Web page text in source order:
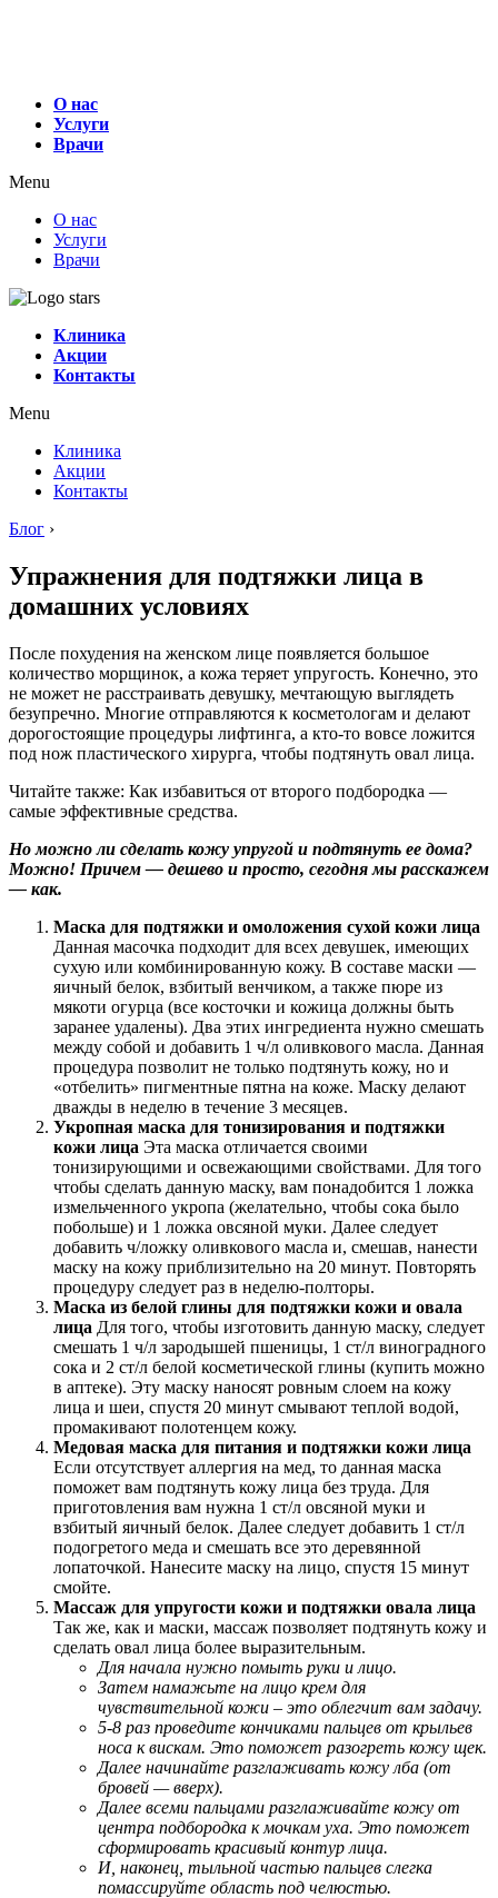
О нас
Услуги
Врачи
Menu
О нас
Услуги
Врачи
Клиника
Акции
Контакты
Menu
Клиника
Акции
Контакты
Блог ›
Упражнения для подтяжки лица в
домашних условиях
После похудения на женском лице появляется большое
количество морщинок, а кожа теряет упругость. Конечно, это
не может не расстраивать девушку, мечтающую выглядеть
безупречно. Многие отправляются к косметологам и делают
дорогостоящие процедуры лифтинга, а кто-то вовсе ложится
под нож пластического хирурга, чтобы подтянуть овал лица.
Читайте также: Как избавиться от второго подбородка —
самые эффективные средства.
Но можно ли сделать кожу упругой и подтянуть ее дома?
Можно! Причем — дешево и просто, сегодня мы расскажем
— как.
Маска для подтяжки и омоложения сухой кожи лица
Данная масочка подходит для всех девушек, имеющих
сухую или комбинированную кожу. В составе маски —
яичный белок, взбитый венчиком, а также пюре из
мякоти огурца (все косточки и кожица должны быть
заранее удалены). Два этих ингредиента нужно смешать
между собой и добавить 1 ч/л оливкового масла. Данная
процедура позволит не только подтянуть кожу, но и
«отбелить» пигментные пятна на коже. Маску делают
дважды в неделю в течение 3 месяцев.
Укропная маска для тонизирования и подтяжки
кожи лица Эта маска отличается своими
тонизирующими и освежающими свойствами. Для того
чтобы сделать данную маску, вам понадобится 1 ложка
измельченного укропа (желательно, чтобы сока было
побольше) и 1 ложка овсяной муки. Далее следует
добавить ч/ложку оливкового масла и, смешав, нанести
маску на кожу приблизительно на 20 минут. Повторять
процедуру следует раз в неделю-полторы.
Маска из белой глины для подтяжки кожи и овала
лица Для того, чтобы изготовить данную маску, следует
смешать 1 ч/л зародышей пшеницы, 1 ст/л виноградного
сока и 2 ст/л белой косметической глины (купить можно
в аптеке). Эту маску наносят ровным слоем на кожу
лица и шеи, спустя 20 минут смывают теплой водой,
промакивают полотенцем кожу.
Медовая маска для питания и подтяжки кожи лица
Если отсутствует аллергия на мед, то данная маска
поможет вам подтянуть кожу лица без труда. Для
приготовления вам нужна 1 ст/л овсяной муки и
взбитый яичный белок. Далее следует добавить 1 ст/л
подогретого меда и смешать все это деревянной
лопаточкой. Нанесите маску на лицо, спустя 15 минут
смойте.
Массаж для упругости кожи и подтяжки овала лица
Так же, как и маски, массаж позволяет подтянуть кожу и
сделать овал лица более выразительным.
Для начала нужно помыть руки и лицо.
Затем намажьте на лицо крем для
чувствительной кожи – это облегчит вам задачу.
5-8 раз проведите кончиками пальцев от крыльев
носа к вискам. Это поможет разогреть кожу щек.
Далее начинайте разглаживать кожу лба (от
бровей — вверх).
Далее всеми пальцами разглаживайте кожу от
центра подбородка к мочкам уха. Это поможет
сформировать красивый контур лица.
И, наконец, тыльной частью пальцев слегка
помассируйте область под челюстью.